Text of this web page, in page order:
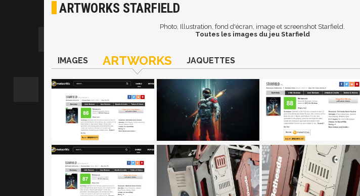
ARTWORKS STARFIELD
Photo, Illustration, fond d'écran, image et screenshot Starfield.
Toutes les images du jeu Starfield
IMAGES ARTWORKS JAQUETTES